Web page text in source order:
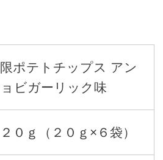
ポテトチップス アン
ビガーリック味
０ｇ（２０ｇ×６袋）